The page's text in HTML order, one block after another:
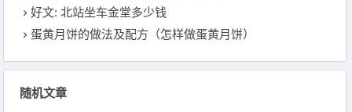
好文: 北站坐车金堂多少钱
蛋黄月饼的做法及配方（怎样做蛋黄月饼）
随机文章